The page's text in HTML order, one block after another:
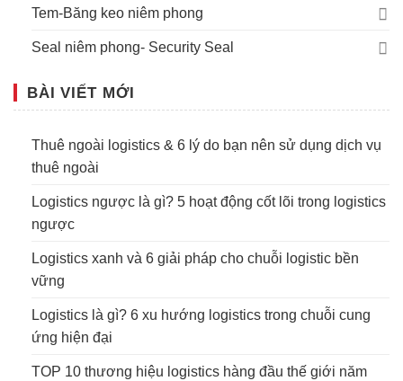
Tem-Băng keo niêm phong
Seal niêm phong- Security Seal
BÀI VIẾT MỚI
Thuê ngoài logistics & 6 lý do bạn nên sử dụng dịch vụ
thuê ngoài
Logistics ngược là gì? 5 hoạt động cốt lõi trong logistics
ngược
Logistics xanh và 6 giải pháp cho chuỗi logistic bền
vững
Logistics là gì? 6 xu hướng logistics trong chuỗi cung
ứng hiện đại
TOP 10 thương hiệu logistics hàng đầu thế giới năm